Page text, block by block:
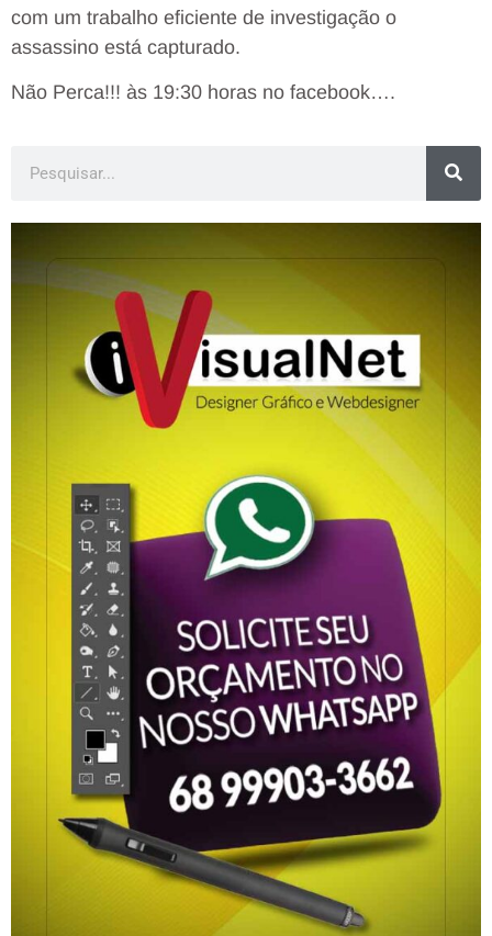
com um trabalho eficiente de investigação o
assassino está capturado.
Não Perca!!! às 19:30 horas no facebook….